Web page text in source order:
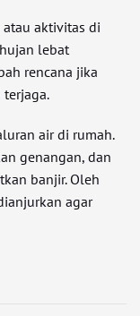
atau aktivitas di
lebat
rencana jika
air di rumah.
genangan, dan
banjir. Oleh
agar